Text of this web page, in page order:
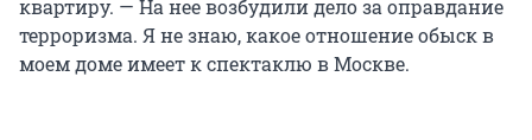
квартиру. — На нее возбудили дело за оправдание
терроризма. Я не знаю, какое отношение обыск в
моем доме имеет к спектаклю в Москве.